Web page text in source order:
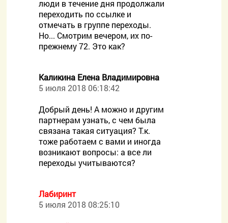
люди в течение дня продолжали
переходить по ссылке и
отмечать в группе переходы.
Но... Смотрим вечером, их по-
прежнему 72. Это как?
Каликина Елена Владимировна
5 июля 2018 06:18:42
Добрый день! А можно и другим
партнерам узнать, с чем была
связана такая ситуация? Т.к.
тоже работаем с вами и иногда
возникают вопросы: а все ли
переходы учитываются?
Лабиринт
5 июля 2018 08:25:10